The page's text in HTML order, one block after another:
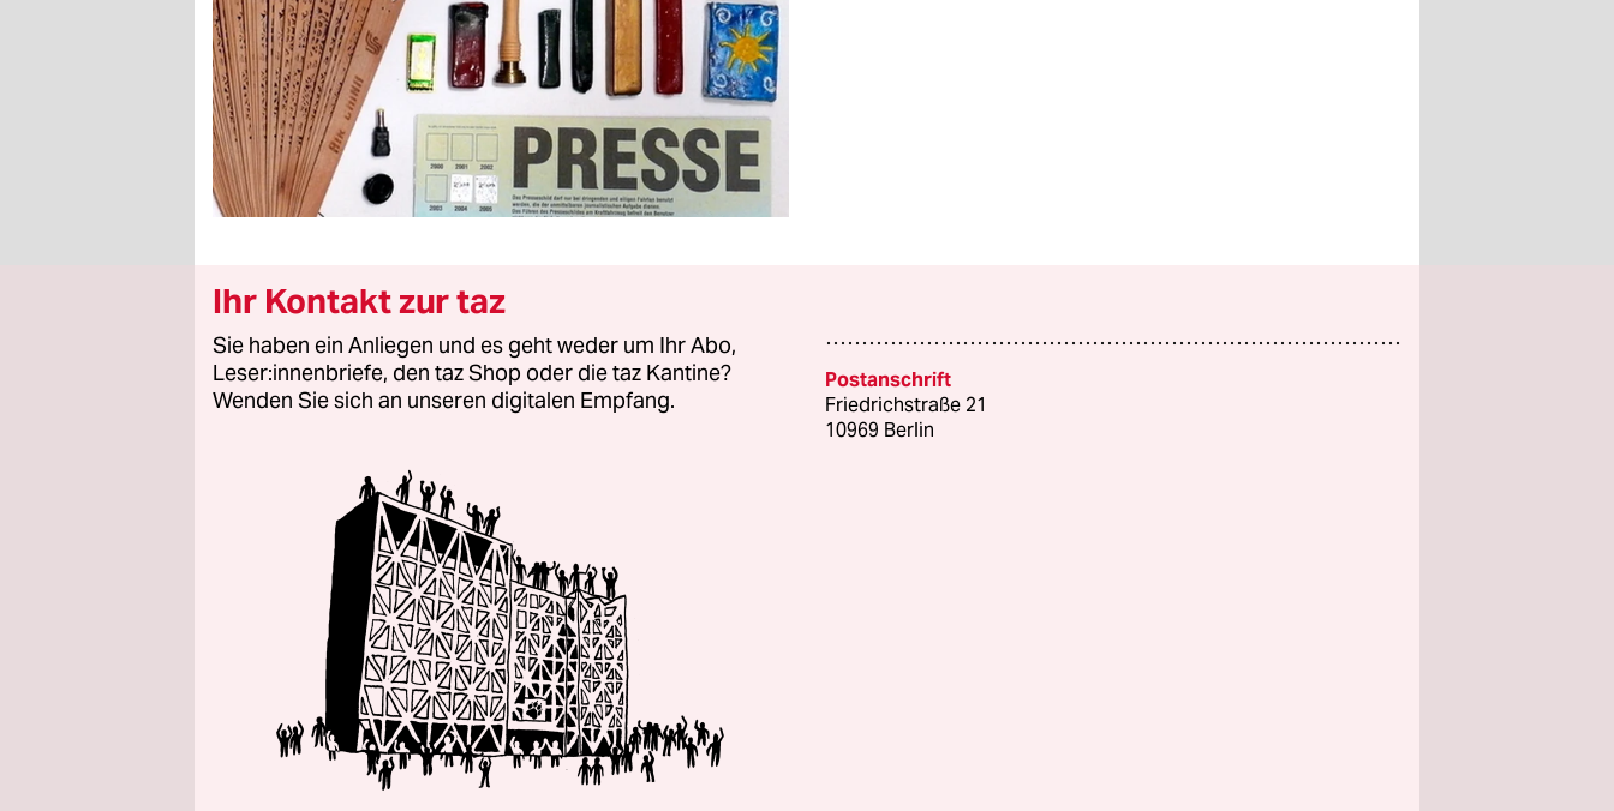
Ihr Kontakt zur taz
Sie haben ein Anliegen und es geht weder um Ihr Abo,
Leser:innenbriefe, den taz Shop oder die taz Kantine?
Wenden Sie sich an unseren digitalen Empfang.
Postanschrift
Friedrichstraße 21
10969 Berlin